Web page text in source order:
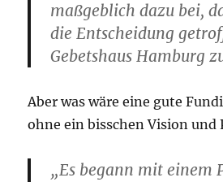
maßgeblich dazu bei,
die Entscheidung
Gebetshaus Hamburg
Aber was wäre eine gute
ohne ein bisschen Vision und
„Es begann mit einem